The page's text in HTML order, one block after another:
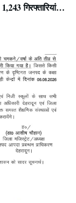
गिरफ्तारियां…